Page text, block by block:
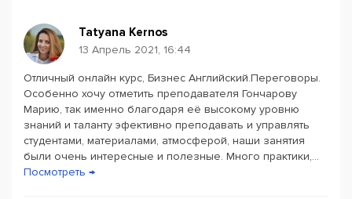
Powered byLeaflet — © Google 2026
Tatyana Kernos
13 Апрель 2021, 16:44
Отличный онлайн курс, Бизнес Английский.Переговоры.
Особенно хочу отметить преподавателя Гончарову
Марию, так именно благодаря её высокому уровню
знаний и таланту эфективно преподавать и управлять
студентами, материалами, атмосферой, наши занятия
были очень интересные и полезные. Много практики,...
Посмотреть →